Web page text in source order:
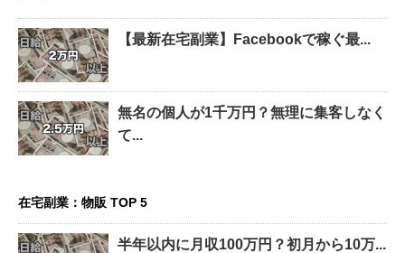
【最新在宅副業】Facebookで稼ぐ最...
無名の個人が1千万円？無理に集客しなく
て...
在宅副業：物販 TOP 5
半年以内に月収100万円？初月から10万...